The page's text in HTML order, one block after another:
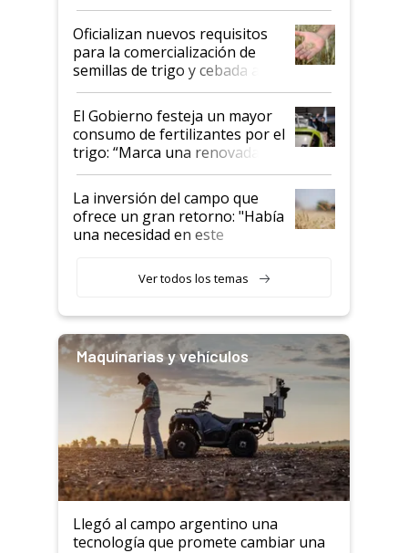
Oficializan nuevos requisitos
para la comercialización de
semillas de trigo y cebada a
granel
El Gobierno festeja un mayor
consumo de fertilizantes por el
trigo: “Marca una renovada
confianza de los productores”
La inversión del campo que
ofrece un gran retorno: "Había
una necesidad en este
Ver todos los temas
Maquinarias y vehículos
Llegó al campo argentino una
tecnología que promete cambiar una